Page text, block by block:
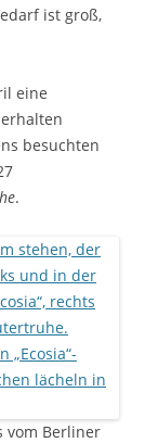
ist groß,
eine
erhalten
besuchten
.
vom Berliner